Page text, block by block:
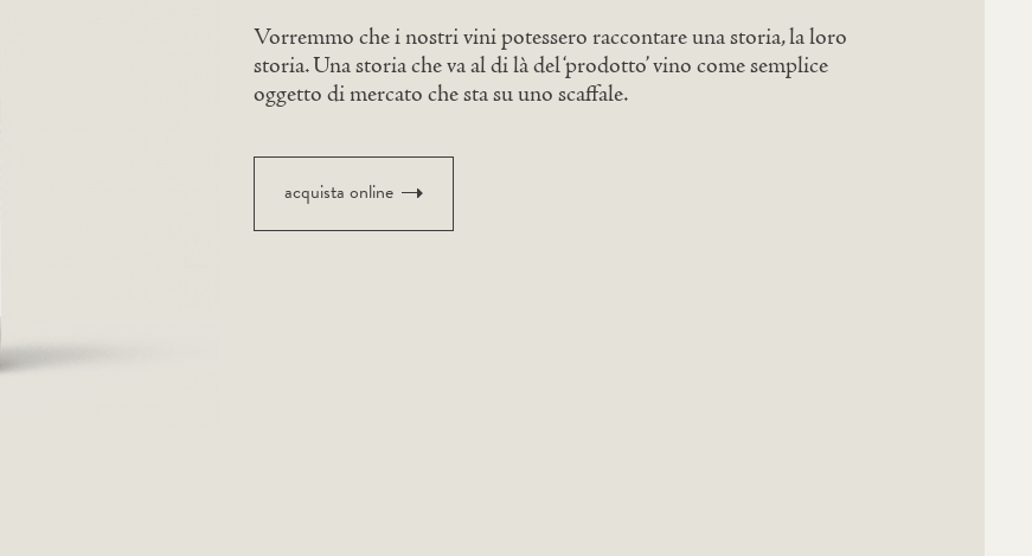
Vorremmo che i nostri vini potessero raccontare una storia, la loro
storia. Una storia che va al di là del ‘prodotto’ vino come semplice
oggetto di mercato che sta su uno scaffale.
acquista online